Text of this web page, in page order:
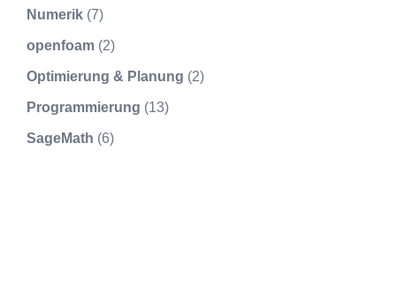
Numerik (7)
openfoam (2)
Optimierung & Planung (2)
Programmierung (13)
SageMath (6)